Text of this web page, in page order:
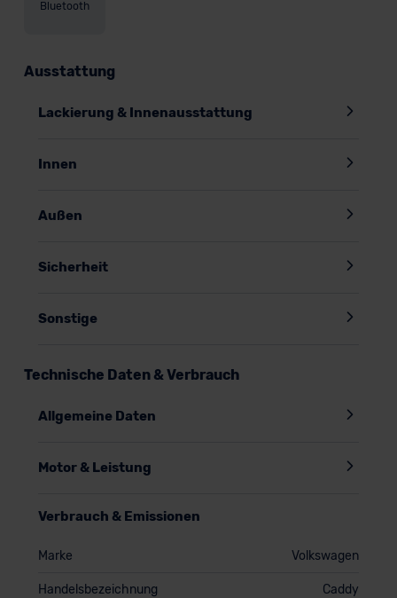
Bluetooth
Ausstattung
Lackierung & Innenausstattung
Innen
Außen
Sicherheit
Sonstige
Technische Daten & Verbrauch
Allgemeine Daten
Motor & Leistung
Verbrauch & Emissionen
Marke Volkswagen
Handelsbezeichnung Caddy